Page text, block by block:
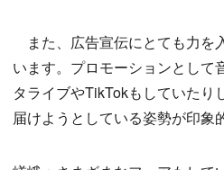
また、広告宣伝にとても力を
います。プロモーションとして
タライブやTikTokもしていたり
届けようとしている姿勢が印象